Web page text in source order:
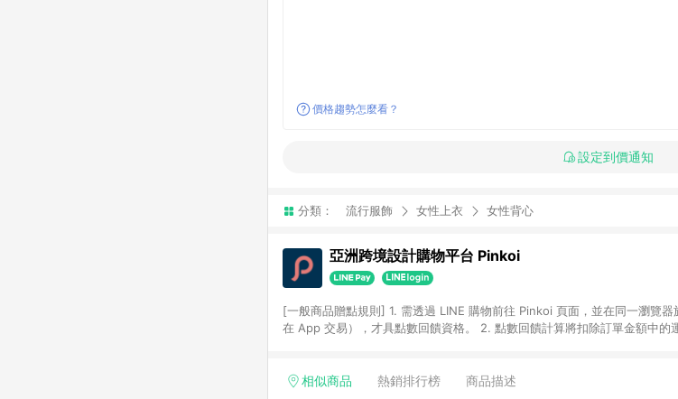
價格趨勢怎麼看？
設定到價通知
分類： 流行服飾 女性上衣 女性背心
亞洲跨境設計購物平台 Pinkoi
[一般商品贈點規則] 1. 需透過 LINE 購物前往 Pinkoi 頁面，並在同一瀏覽
在 App 交易），才具點數回饋資格。 2. 點數回饋計算將扣除訂單金額中的
格，部分退款不在此限。 6. APP 請更新至Android v4.6.0 / iOS v4.1.5 以
相似商品 熱銷排行榜 商品描述